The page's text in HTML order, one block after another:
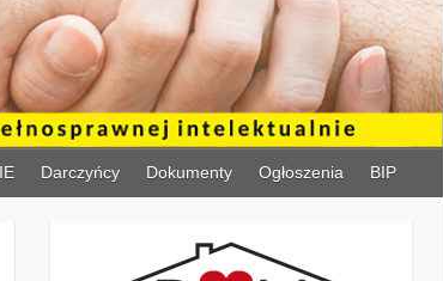
Darczyńcy Dokumenty Ogłoszenia BIP